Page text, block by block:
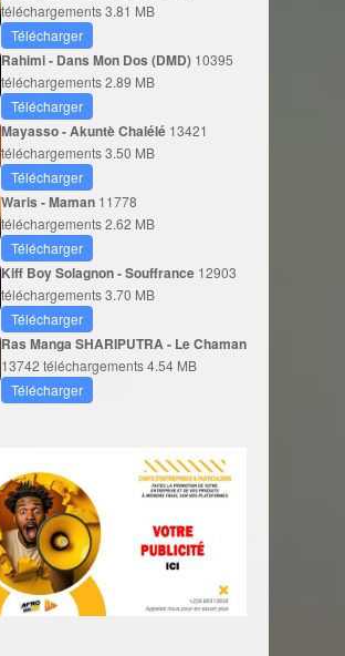
téléchargements3.81 MB
Télécharger
Rahimi - Dans Mon Dos (DMD) 10395
téléchargements2.89 MB
Télécharger
Mayasso - Akuntè Chalélé 13421
téléchargements3.50 MB
Télécharger
Waris - Maman 11778
téléchargements2.62 MB
Télécharger
Kiff Boy Solagnon - Souffrance 12903
téléchargements3.70 MB
Télécharger
Ras Manga SHARIPUTRA - Le Chaman
13742 téléchargements4.54 MB
Télécharger